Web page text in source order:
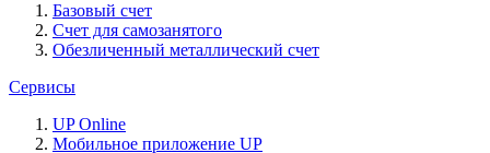
Базовый счет
Счет для самозанятого
Обезличенный металлический счет
Сервисы
UP Online
Мобильное приложение UP